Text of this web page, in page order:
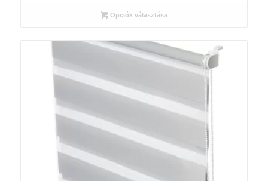
485 Ft
14
845 Ft
Opciók választása